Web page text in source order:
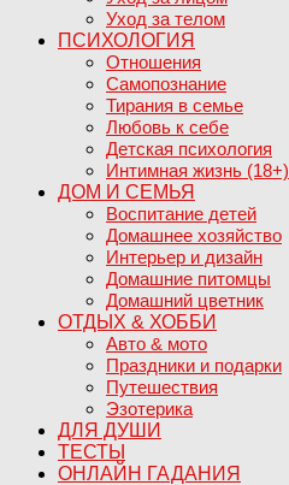
Уход за телом
ПСИХОЛОГИЯ
Отношения
Самопознание
Тирания в семье
Любовь к себе
Детская психология
Интимная жизнь (18+)
ДОМ И СЕМЬЯ
Воспитание детей
Домашнее хозяйство
Интерьер и дизайн
Домашние питомцы
Домашний цветник
ОТДЫХ & ХОББИ
Авто & мото
Праздники и подарки
Путешествия
Эзотерика
ДЛЯ ДУШИ
ТЕСТЫ
ОНЛАЙН ГАДАНИЯ